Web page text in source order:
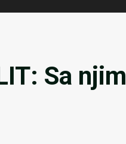
Sa njim